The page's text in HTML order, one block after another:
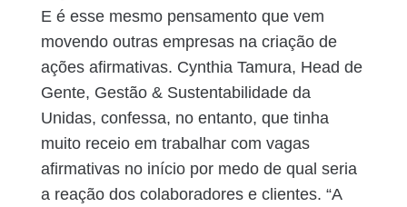
E é esse mesmo pensamento que vem
movendo outras empresas na criação de
ações afirmativas. Cynthia Tamura, Head de
Gente, Gestão & Sustentabilidade da
Unidas, confessa, no entanto, que tinha
muito receio em trabalhar com vagas
afirmativas no início por medo de qual seria
a reação dos colaboradores e clientes. “A